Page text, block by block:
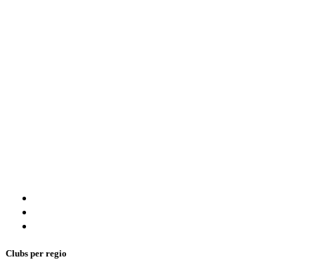
Clubs per regio